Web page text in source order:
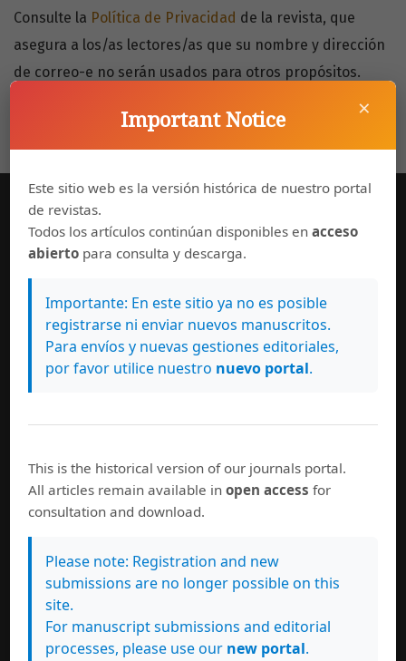
Consulte la Política de Privacidad de la revista, que
asegura a los/as lectores/as que su nombre y dirección
de correo-e no serán usados para otros propósitos.
×
Important Notice
Este sitio web es la versión histórica de nuestro portal
de revistas.
Todos los artículos continúan disponibles enacceso
abierto para consulta y descarga.
Importante: En este sitio ya no es posible
registrarse ni enviar nuevos manuscritos.
Para envíos y nuevas gestiones editoriales,
por favor utilice nuestro nuevo portal.
This is the historical version of our journals portal.
All articles remain available inopen access for
consultation and download.
Please note: Registration and new
submissions are no longer possible on this
site.
For manuscript submissions and editorial
processes, please use our new portal.